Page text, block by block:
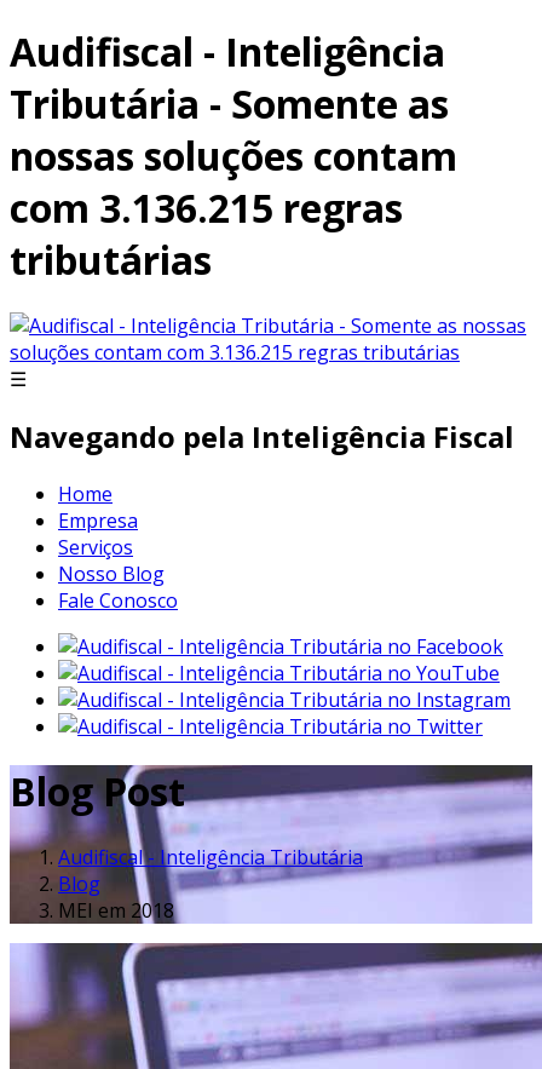
Audifiscal - Inteligência
Tributária - Somente as
nossas soluções contam
com 3.136.215 regras
tributárias
☰
Navegando pela Inteligência Fiscal
Home
Empresa
Serviços
Nosso Blog
Fale Conosco
Blog Post
Audifiscal - Inteligência Tributária
Blog
MEI em 2018